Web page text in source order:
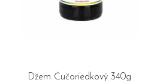
Džem Čučoriedkový 340g